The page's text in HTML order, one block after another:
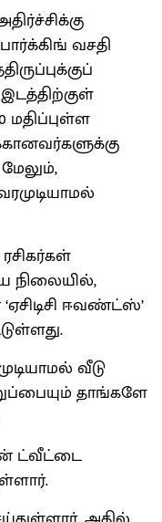
வசதி
நிலையில்,
ஈவண்ட்ஸ்’
வீடு
தாங்களே
ட்வீட்டை